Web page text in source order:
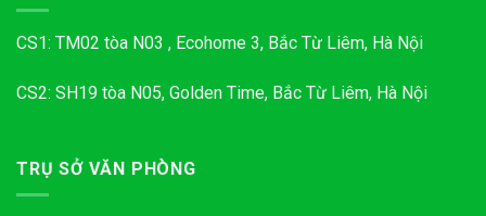
CS1: TM02 tòa N03 , Ecohome 3, Bắc Từ Liêm, Hà Nội
CS2: SH19 tòa N05, Golden Time, Bắc Từ Liêm, Hà Nội
TRỤ SỞ VĂN PHÒNG